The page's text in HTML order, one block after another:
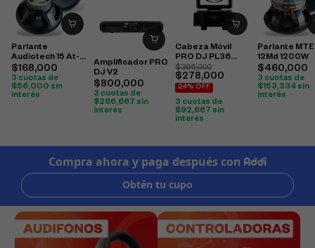
Parlante
Audiotech 15 At-
1580 1000W
$168,000
3 cuotas de
$56,000 sin
interés
Amplificador PRO
DJ V2
$800,000
3 cuotas de
$266,667 sin
interés
Cabeza Móvil
PRO DJ PL36
Washer
$366,000
$278,000
24% OFF
3 cuotas de
$92,667 sin
interés
Parlante MTE
12Md 1200W
$460,000
3 cuotas de
$153,334sin
interés